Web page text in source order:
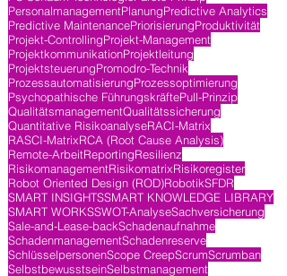
PersonalmanagementPlanungPredictive Analytics
Predictive MaintenancePriorisierungProduktivität
Projekt-ControllingProjekt-Management
ProjektkommunikationProjektleitung
ProjektsteuerungPromodro-Technik
ProzessautomatisierungProzessoptimierung
Psychopathische FührungskräftePull-Prinzip
QualitätsmanagementQualitätssicherung
Quantitative RisikoanalyseRACI-Matrix
RASCI-MatrixRCA (Root Cause Analysis)
Remote-ArbeitReportingResilienz
RisikomanagementRisikomatrixRisikoregister
Robot Oriented Design (ROD)RobotikSFDR
SMART INSIGHTSSMART KNOWLEDGE LIBRARY
SMART WORKSSWOT-AnalyseSachversicherung
Sale-and-Lease-backSchadenaufnahme
SchadenmanagementSchadenreserve
SchlüsselpersonenScope CreepScrumScrumban
SelbstbewusstseinSelbstmanagement